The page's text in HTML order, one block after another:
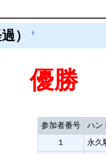
） †
優勝
参加者番号 ハン
１
永久